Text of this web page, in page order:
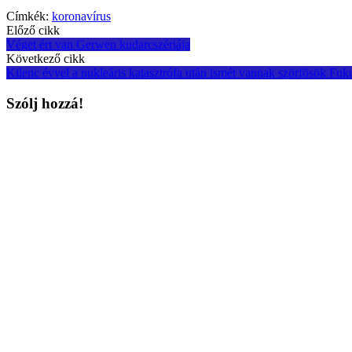
Címkék: koronavírus
Post
navigation
Előző cikk
Véget ért van Gerwen kudarcszériája
Következő cikk
Kilenc évvel a nukleáris katasztrófa után ismét vannak szörfösök
Szólj hozzá!